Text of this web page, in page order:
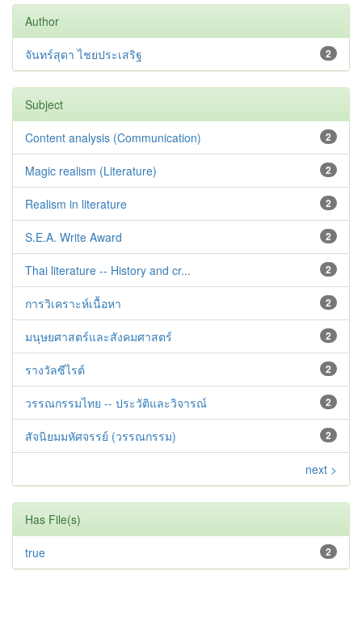
Author
2
จันทร์สุดา ไชยประเสริฐ
Subject
2
Content analysis (Communication)
2
Magic realism (Literature)
2
Realism in literature
2
S.E.A. Write Award
2
Thai literature -- History and cr...
2
การวิเคราะห์เนื้อหา
2
มนุษยศาสตร์และสังคมศาสตร์
2
รางวัลซีไรต์
2
วรรณกรรมไทย -- ประวัติและวิจารณ์
2
สัจนิยมมหัศจรรย์ (วรรณกรรม)
next >
Has File(s)
2
true